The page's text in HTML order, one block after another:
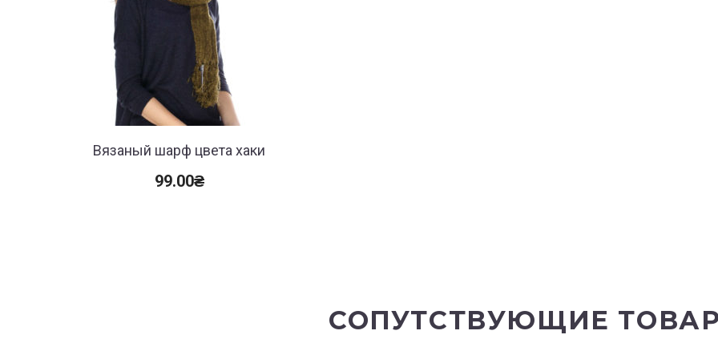
Вязаный шарф цвета хаки
99.00₴
СОПУТСТВУЮЩИЕ